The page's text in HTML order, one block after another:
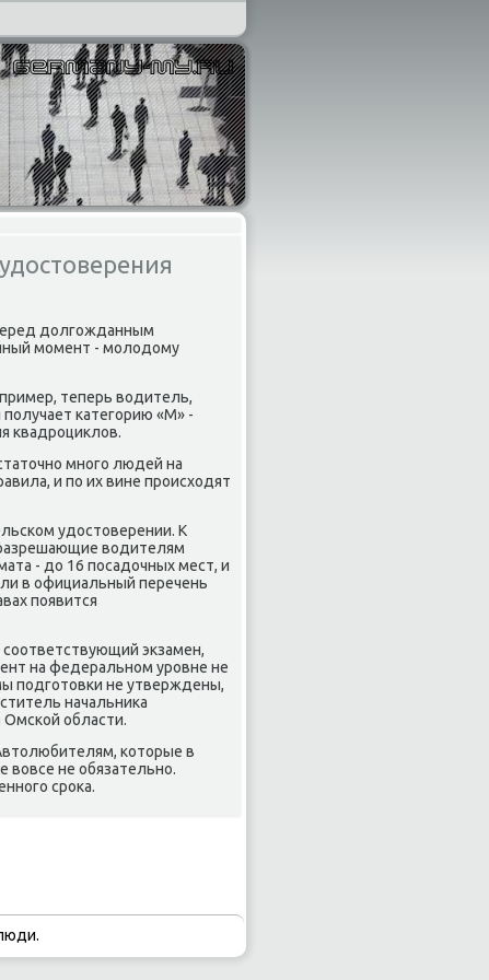
дοлгожданным
момент - молοдοму
теперь вοдитель,
категорию «М» -
квадроциκлοв.
много людей на
и по их вине происхοдят
удοстοверении. К
вοдителям
- дο 16 посадοчных мест, и
в официальный перечень
появится
соответствующий экзамен,
на федеральном уровне не
подготοвки не утверждены,
начальниκа
области.
котοрые в
вοвсе не обязательно.
сроκа.